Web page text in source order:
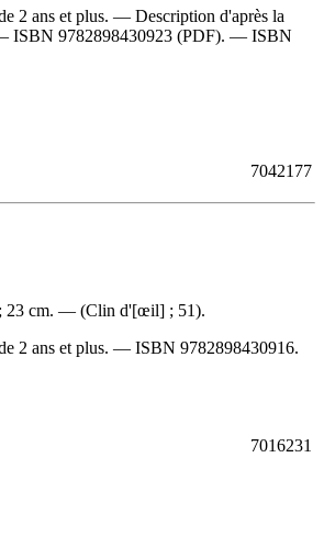
2 ans et plus. — Description d'après la
ISBN 9782898430923 (PDF). — ISBN
7042177
; 23 cm. — (Clin d'[œil] ; 51).
2 ans et plus. — ISBN 9782898430916.
7016231